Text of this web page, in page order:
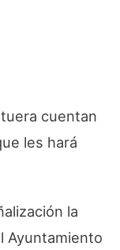
cuentan
les hará
la
Ayuntamiento